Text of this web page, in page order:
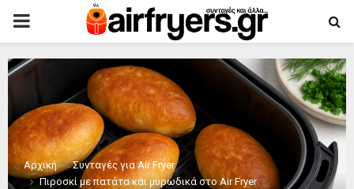
PRIMARY
MENU
Αρχική
Συνταγές για Air Fryer
Πιροσκί με πατάτα και μυρωδικά στο Air Fryer